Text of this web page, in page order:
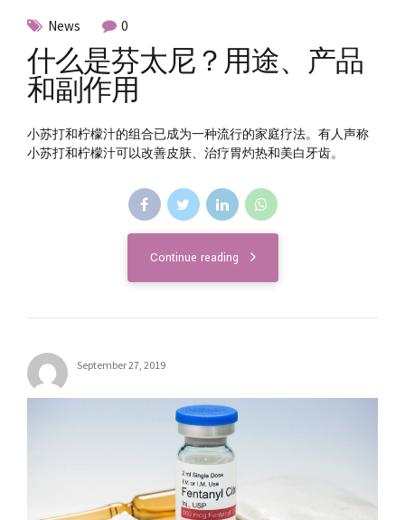
News 0
什么是芬太尼？用途、产品
和副作用
小苏打和柠檬汁的组合已成为一种流行的家庭疗法。有人声称
小苏打和柠檬汁可以改善皮肤、治疗胃灼热和美白牙齿。
Continue reading
September 27, 2019